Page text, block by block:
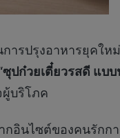
ารปรุงอาหารยุคให
ซุปก๋วยเตี๋ยวรสดี แบ
บริโภค
นไซต์ของคนรักกา